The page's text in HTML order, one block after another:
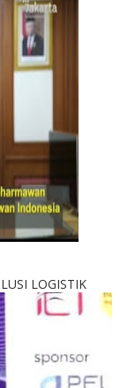
LOGISTIK